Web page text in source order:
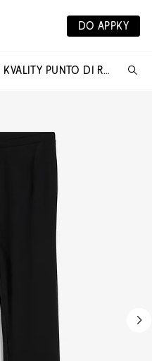
DO APPKY
NOHAVICE Z POHODLNEJ KVALITY PUNTO DI ROMA